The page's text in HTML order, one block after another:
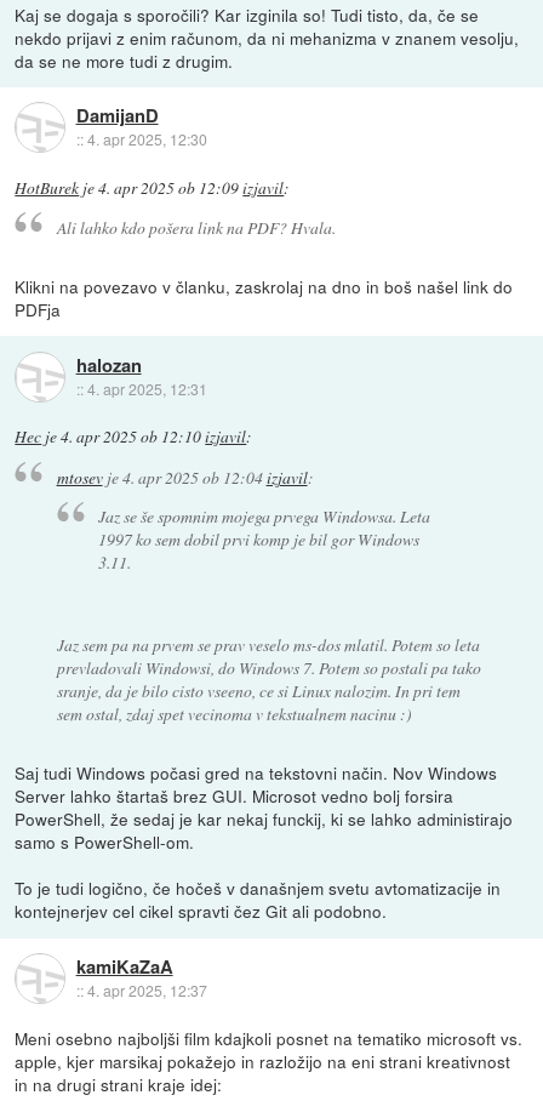
Kaj se dogaja s sporočili? Kar izginila so! Tudi tisto, da, če se
nekdo prijavi z enim računom, da ni mehanizma v znanem vesolju,
da se ne more tudi z drugim.
DamijanD
::4. apr 2025, 12:30
HotBurek je4. apr 2025 ob 12:09izjavil:
Ali lahko kdo pošera link na PDF? Hvala.
Klikni na povezavo v članku, zaskrolaj na dno in boš našel link do
PDFja
halozan
::4. apr 2025, 12:31
Hec je4. apr 2025 ob 12:10izjavil:
mtosevje4. apr 2025 ob 12:04izjavil:
Jaz se še spomnim mojega prvega Windowsa. Leta
1997 ko sem dobil prvi komp je bil gor Windows
3.11.
Jaz sem pa na prvem se prav veselo ms-dos mlatil. Potem so leta
prevladovali Windowsi, do Windows 7. Potem so postali pa tako
sranje, da je bilo cisto vseeno, ce si Linux nalozim. In pri tem
sem ostal, zdaj spet vecinoma v tekstualnem nacinu :)
Saj tudi Windows počasi gred na tekstovni način. Nov Windows
Server lahko štartaš brez GUI. Microsot vedno bolj forsira
PowerShell, že sedaj je kar nekaj funckij, ki se lahko administirajo
samo s PowerShell-om.
To je tudi logično, če hočeš v današnjem svetu avtomatizacije in
kontejnerjev cel cikel spravti čez Git ali podobno.
kamiKaZaA
::4. apr 2025, 12:37
Meni osebno najboljši film kdajkoli posnet na tematiko microsoft vs.
apple, kjer marsikaj pokažejo in razložijo na eni strani kreativnost
in na drugi strani kraje idej: